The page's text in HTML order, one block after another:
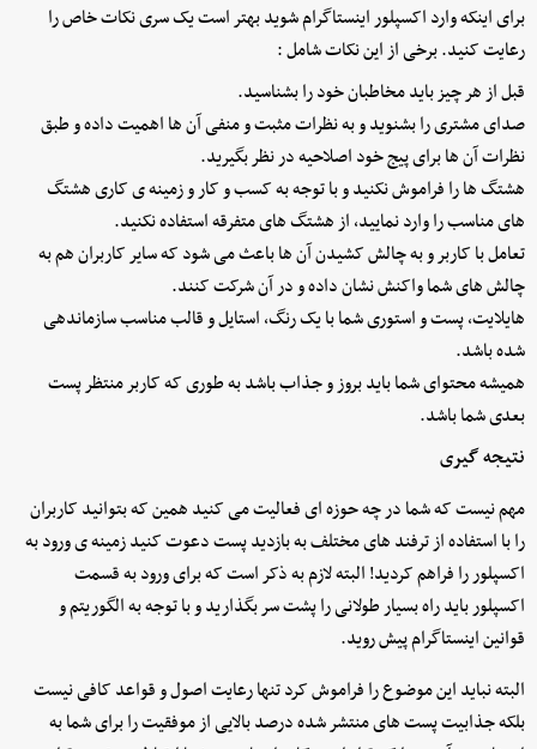
برای اینکه وارد اکسپلور اینستاگرام شوید بهتر است یک سری نکات خاص را
رعایت کنید. برخی از این نکات شامل :
قبل از هر چیز باید مخاطبان خود را بشناسید.
صدای مشتری را بشنوید و به نظرات مثبت و منفی آن ها اهمیت داده و طبق
نظرات آن ها برای پیج خود اصلاحیه در نظر بگیرید.
هشتگ ها را فراموش نکنید و با توجه به کسب و کار و زمینه ی کاری هشتگ
های مناسب را وارد نمایید، از هشتگ های متفرقه استفاده نکنید.
تعامل با کاربر و به چالش کشیدن آن ها باعث می شود که سایر کاربران هم به
چالش های شما واکنش نشان داده و در آن شرکت کنند.
هایلایت، پست و استوری شما با یک رنگ، استایل و قالب مناسب سازماندهی
شده باشد.
همیشه محتوای شما باید بروز و جذاب باشد به طوری که کاربر منتظر پست
بعدی شما باشد.
نتیجه گیری
مهم نیست که شما در چه حوزه ای فعالیت می کنید همین که بتوانید کاربران
را با استفاده از ترفند های مختلف به بازدید پست دعوت کنید زمینه ی ورود به
اکسپلور را فراهم کردید! البته لازم به ذکر است که برای ورود به قسمت
اکسپلور باید راه بسیار طولانی را پشت سر بگذارید و با توجه به الگوریتم و
قوانین اینستاگرام پیش روید.
البته نباید این موضوع را فراموش کرد تنها رعایت اصول و قواعد کافی نیست
بلکه جذابیت پست های منتشر شده درصد بالایی از موفقیت را برای شما به